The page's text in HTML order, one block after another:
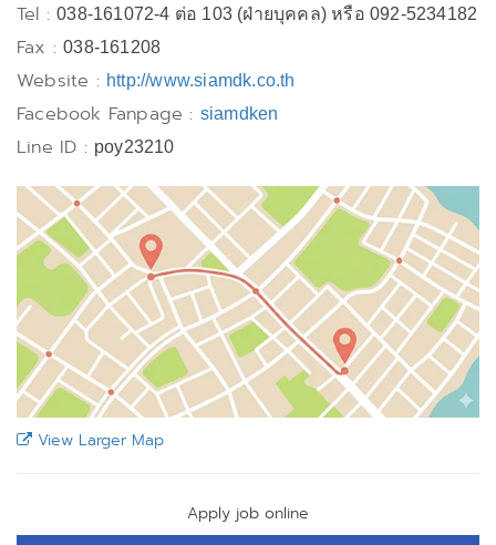
Tel :038-161072-4 ต่อ 103 (ฝ่ายบุคคล) หรือ 092-5234182
Fax :038-161208
Website : http://www.siamdk.co.th
Facebook Fanpage : siamdken
Line ID : poy23210
View Larger Map
Apply job online